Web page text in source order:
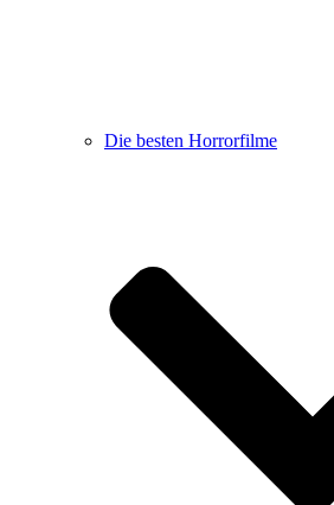
Die besten Horrorfilme